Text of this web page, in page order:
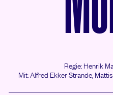
Regie: Henrik
Mit: Alfred Ekker Strande,